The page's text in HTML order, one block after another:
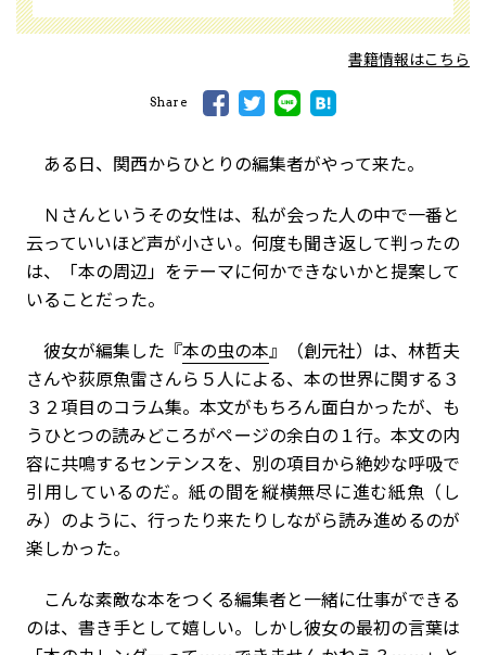
書籍情報はこちら
Share
ある日、関西からひとりの編集者がやって来た。
Ｎさんというその女性は、私が会った人の中で一番と
云っていいほど声が小さい。何度も聞き返して判ったの
は、「本の周辺」をテーマに何かできないかと提案して
いることだった。
彼女が編集した『本の虫の本』（創元社）は、林哲夫
さんや荻原魚雷さんら５人による、本の世界に関する３
３２項目のコラム集。本文がもちろん面白かったが、も
うひとつの読みどころがページの余白の１行。本文の内
容に共鳴するセンテンスを、別の項目から絶妙な呼吸で
引用しているのだ。紙の間を縦横無尽に進む紙魚（し
み）のように、行ったり来たりしながら読み進めるのが
楽しかった。
こんな素敵な本をつくる編集者と一緒に仕事ができる
のは、書き手として嬉しい。しかし彼女の最初の言葉は